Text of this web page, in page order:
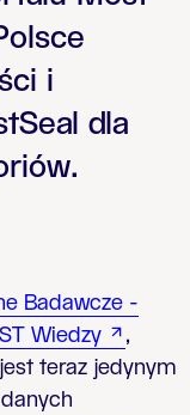
i
dla
Badawcze -
Wiedzy
,
teraz jedynym